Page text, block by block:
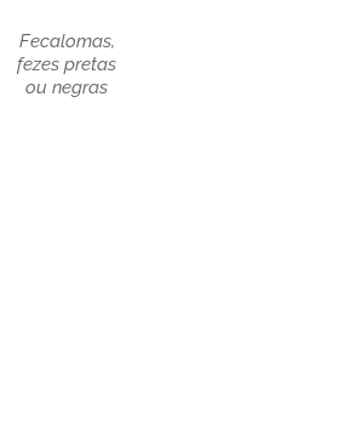
Fecalomas,
fezes pretas
ou negras